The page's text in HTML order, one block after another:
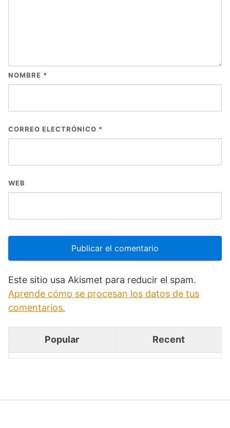
NOMBRE *
CORREO ELECTRÓNICO *
WEB
Este sitio usa Akismet para reducir el spam.
Aprende cómo se procesan los datos de tus
comentarios.
Popular Recent